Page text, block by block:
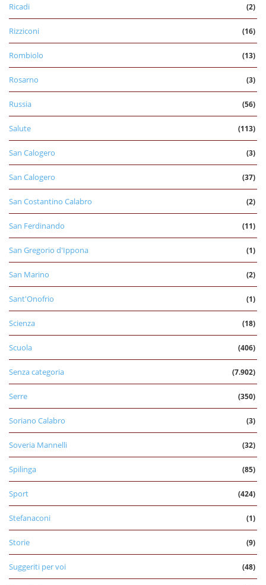
Ricadi (2)
Rizziconi (16)
Rombiolo (13)
Rosarno (3)
Russia (56)
Salute (113)
San Calogero (3)
San Calogero (37)
San Costantino Calabro (2)
San Ferdinando (11)
San Gregorio d'Ippona (1)
San Marino (2)
Sant'Onofrio (1)
Scienza (18)
Scuola (406)
Senza categoria (7.902)
Serre (350)
Soriano Calabro (3)
Soveria Mannelli (32)
Spilinga (85)
Sport (424)
Stefanaconi (1)
Storie (9)
Suggeriti per voi (48)